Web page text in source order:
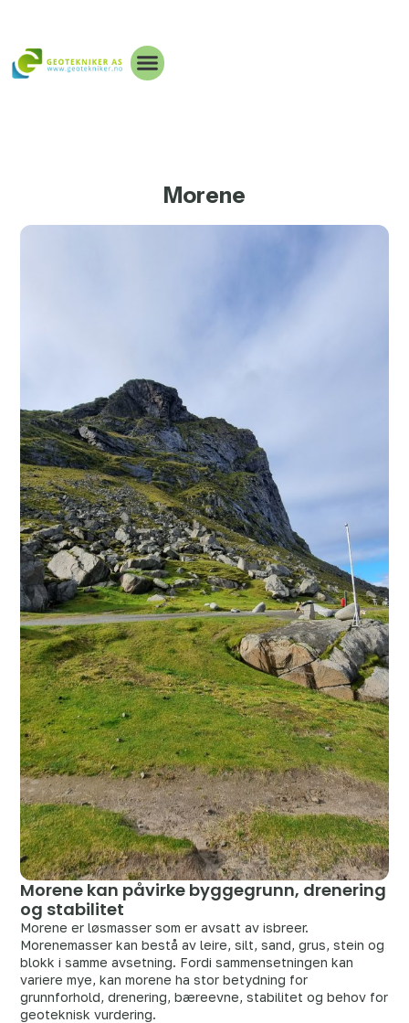
Morene
Morene kan påvirke byggegrunn, drenering
og stabilitet
Morene er løsmasser som er avsatt av isbreer.
Morenemasser kan bestå av leire, silt, sand, grus, stein og
blokk i samme avsetning. Fordi sammensetningen kan
variere mye, kan morene ha stor betydning for
grunnforhold, drenering, bæreevne, stabilitet og behov for
geoteknisk vurdering.